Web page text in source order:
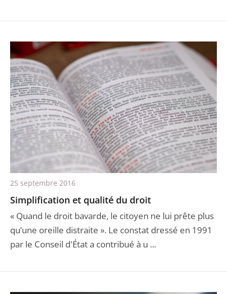
Simplification et qualité du droit
« Quand le droit bavarde, le citoyen ne lui prête plus
qu’une oreille distraite ». Le constat dressé en 1991
par le Conseil d'État a contribué à u ...
25 septembre 2016